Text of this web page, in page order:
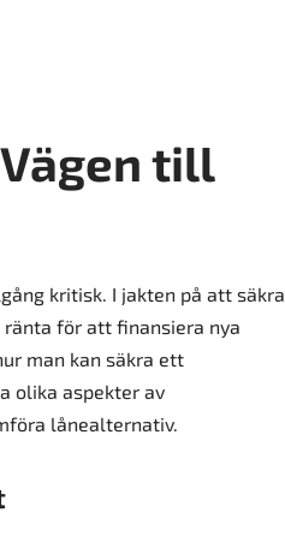
till
kritisk. I jakten på att säkra
ränta för att finansiera nya
man kan säkra ett
olika aspekter av
lånealternativ.